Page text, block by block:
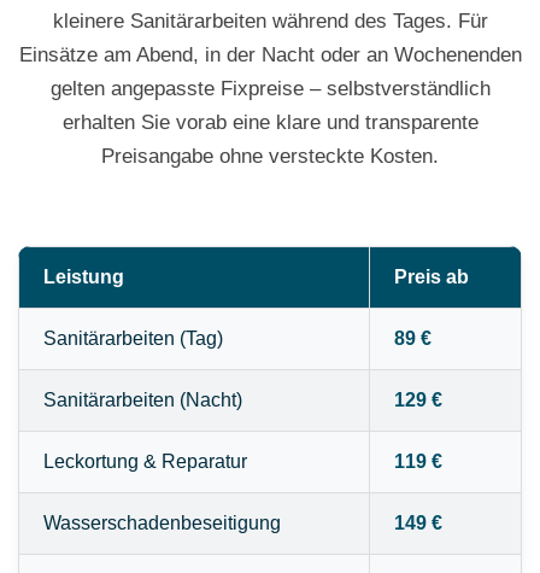
kleinere Sanitärarbeiten während des Tages. Für
Einsätze am Abend, in der Nacht oder an Wochenenden
gelten angepasste Fixpreise – selbstverständlich
erhalten Sie vorab eine klare und transparente
Preisangabe ohne versteckte Kosten.
Leistung Preis ab
Sanitärarbeiten (Tag) 89 €
Sanitärarbeiten (Nacht) 129 €
Leckortung & Reparatur 119 €
Wasserschadenbeseitigung 149 €